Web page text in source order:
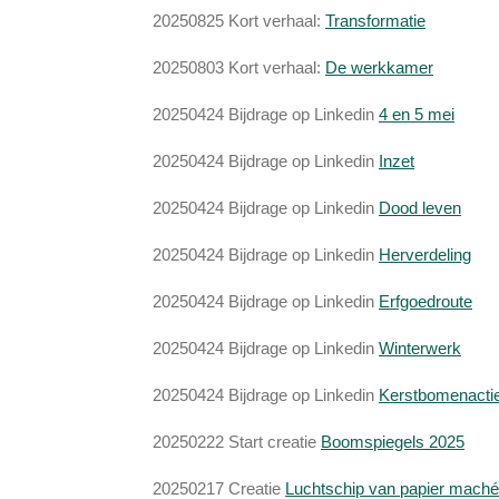
20250825 Kort verhaal: Transformatie
20250803 Kort verhaal: De werkkamer
20250424 Bijdrage op Linkedin 4 en 5 mei
20250424 Bijdrage op Linkedin Inzet
20250424 Bijdrage op Linkedin Dood leven
20250424 Bijdrage op Linkedin Herverdeling
20250424 Bijdrage op Linkedin Erfgoedroute
20250424 Bijdrage op Linkedin Winterwerk
20250424 Bijdrage op Linkedin
20250222 Start creatie Boomspiegels 2025
20250217 Creatie Luchtschip van papier maché